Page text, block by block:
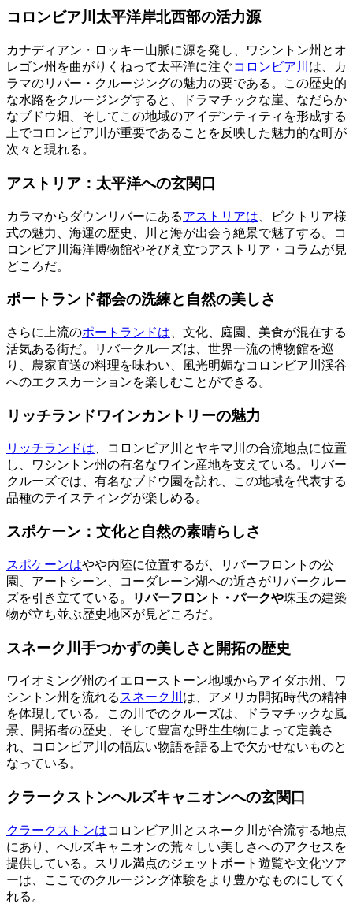
コロンビア川太平洋岸北西部の活力源
カナディアン・ロッキー山脈に源を発し、ワシントン州とオ
レゴン州を曲がりくねって太平洋に注ぐコロンビア川 は、カ
ラマのリバー・クルージングの魅力の要である。この歴史的
な水路をクルージングすると、ドラマチックな崖、なだらか
なブドウ畑、そしてこの地域のアイデンティティを形成する
上でコロンビア川が重要であることを反映した魅力的な町が
次々と現れる。
アストリア：太平洋への玄関口
カラマからダウンリバーにあるアストリアは 、ビクトリア様
式の魅力、海運の歴史、川と海が出会う絶景で魅了する。コ
ロンビア川海洋博物館やそびえ立つアストリア・コラムが見
どころだ。
ポートランド都会の洗練と自然の美しさ
さらに上流のポートランドは 、文化、庭園、美食が混在する
活気ある街だ。リバークルーズは、世界一流の博物館を巡
り、農家直送の料理を味わい、風光明媚なコロンビア川渓谷
へのエクスカーションを楽しむことができる。
リッチランドワインカントリーの魅力
リッチランドは、コロンビア川とヤキマ川の合流地点に位置
し、ワシントン州の有名なワイン産地を支えている。リバー
クルーズでは、有名なブドウ園を訪れ、この地域を代表する
品種のテイスティングが楽しめる。
スポケーン：文化と自然の素晴らしさ
スポケーンはやや内陸に位置するが、リバーフロントの公
園、アートシーン、コーダレーン湖への近さがリバークルー
ズを引き立てている。
リバーフロント・パークや珠玉の建築
物が立ち並ぶ歴史地区が見どころだ。
スネーク川手つかずの美しさと開拓の歴史
ワイオミング州のイエローストーン地域からアイダホ州、ワ
シントン州を流れる スネーク川 は、アメリカ開拓時代の精神
を体現している。この川でのクルーズは、ドラマチックな風
景、開拓者の歴史、そして豊富な野生生物によって定義さ
れ、コロンビア川の幅広い物語を語る上で欠かせないものと
なっている。
クラークストンヘルズキャニオンへの玄関口
クラークストンはコロンビア川とスネーク川が合流する地点
にあり、ヘルズキャニオンの荒々しい美しさへのアクセスを
提供している。スリル満点のジェットボート遊覧や文化ツア
ーは、ここでのクルージング体験をより豊かなものにしてく
れる。